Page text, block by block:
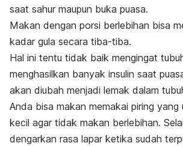
saat sahur maupun buka puasa.
Makan dengan porsi berlebihan bisa
kadar gula secara tiba-tiba.
Hal ini tentu tidak baik mengingat
menghasilkan banyak insulin saat
akan diubah menjadi lemak dalam
Anda bisa makan memakai piring yang
kecil agar tidak makan berlebihan.
dengarkan rasa lapar ketika sudah